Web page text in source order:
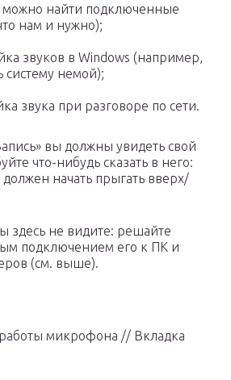
можно найти подключенные
нам и нужно);
звуков в Windows (например,
систему немой);
звука при разговоре по сети.
вы должны увидеть свой
что-нибудь сказать в него:
начать прыгать вверх/
здесь не видите: решайте
подключением его к ПК и
(см. выше).
микрофона // Вкладка